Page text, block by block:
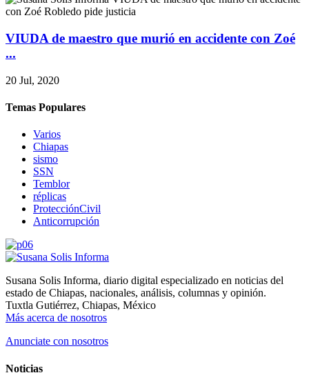
VIUDA de maestro que murió en accidente con Zoé
...
20 Jul, 2020
Temas Populares
Varios
Chiapas
sismo
SSN
Temblor
réplicas
ProtecciónCivil
Anticorrupción
Susana Solis Informa, diario digital especializado en noticias del
estado de Chiapas, nacionales, análisis, columnas y opinión.
Tuxtla Gutiérrez, Chiapas, México
Más acerca de nosotros
Anunciate con nosotros
Noticias